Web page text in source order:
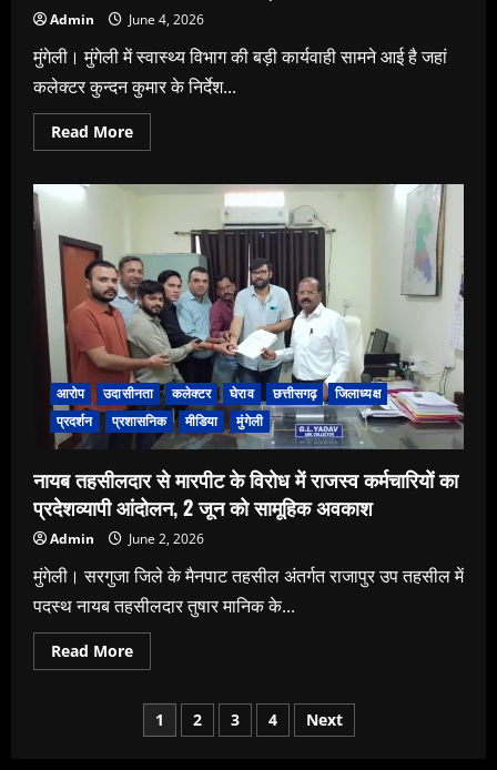
Admin June 4, 2026
मुंगेली। मुंगेली में स्वास्थ्य विभाग की बड़ी कार्यवाही सामने आई है जहां
कलेक्टर कुन्दन कुमार के निर्देश...
Read MoreRead
more
हॉस्पिटल
पर
स्वास्थ्य
विभाग
की
बड़ी
कार्रवाई,
मरीजों
की
शिकायतों
पर
प्रबंधन
को
थमाया
आरोप उदासीनता कलेक्टर घेराव छत्तीसगढ़
जिलाध्यक्ष
प्रदर्शन
प्रशासनिक मीडिया मुंगेली
नायब तहसीलदार से मारपीट के विरोध में राजस्व कर्मचारियों का
प्रदेशव्यापी आंदोलन, 2 जून को सामूहिक अवकाश
Admin June 2, 2026
मुंगेली। सरगुजा जिले के मैनपाट तहसील अंतर्गत राजापुर उप तहसील में
पदस्थ नायब तहसीलदार तुषार मानिक के...
Read MoreRead
more
तहसीलदार
मारपीट
Posts
1 2 3 4 Next